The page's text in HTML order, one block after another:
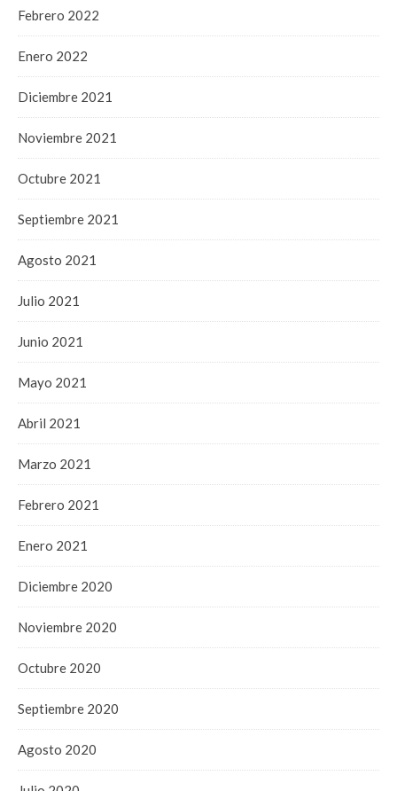
Febrero 2022
Enero 2022
Diciembre 2021
Noviembre 2021
Octubre 2021
Septiembre 2021
Agosto 2021
Julio 2021
Junio 2021
Mayo 2021
Abril 2021
Marzo 2021
Febrero 2021
Enero 2021
Diciembre 2020
Noviembre 2020
Octubre 2020
Septiembre 2020
Agosto 2020